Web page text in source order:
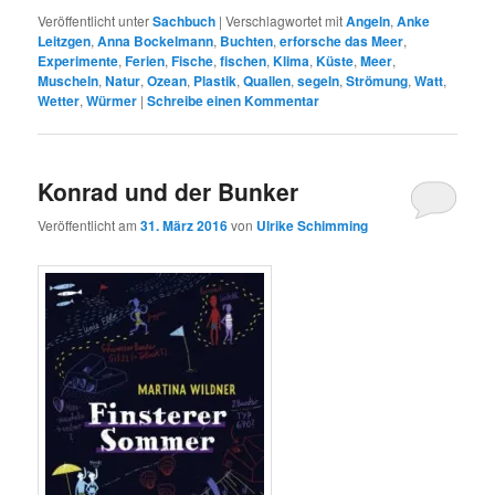
Veröffentlicht unterSachbuch |Verschlagwortet mitAngeln,Anke
Leitzgen,Anna Bockelmann, Buchten,erforsche das Meer,
Experimente,Ferien,Fische,fischen,Klima,Küste,Meer,
Muscheln,Natur,Ozean, Plastik,Quallen,segeln,Strömung,Watt,
Wetter,Würmer |Schreibe einen Kommentar
Konrad und der Bunker
Veröffentlicht am31. März 2016von Ulrike Schimming